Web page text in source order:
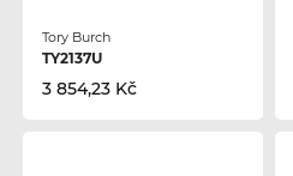
Tory Burch
TY2137U
3 854,23 Kč